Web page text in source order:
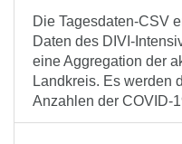
Die Tagesdaten-CSV
Daten des DIVI-
eine Aggregation der
Landkreis. Es werden
Anzahlen der COVID-